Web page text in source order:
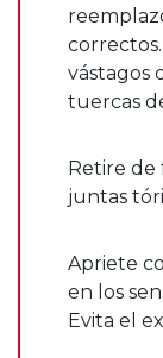
vástagos
tuercas
Retire de
juntas
Apriete
en los
Evita el